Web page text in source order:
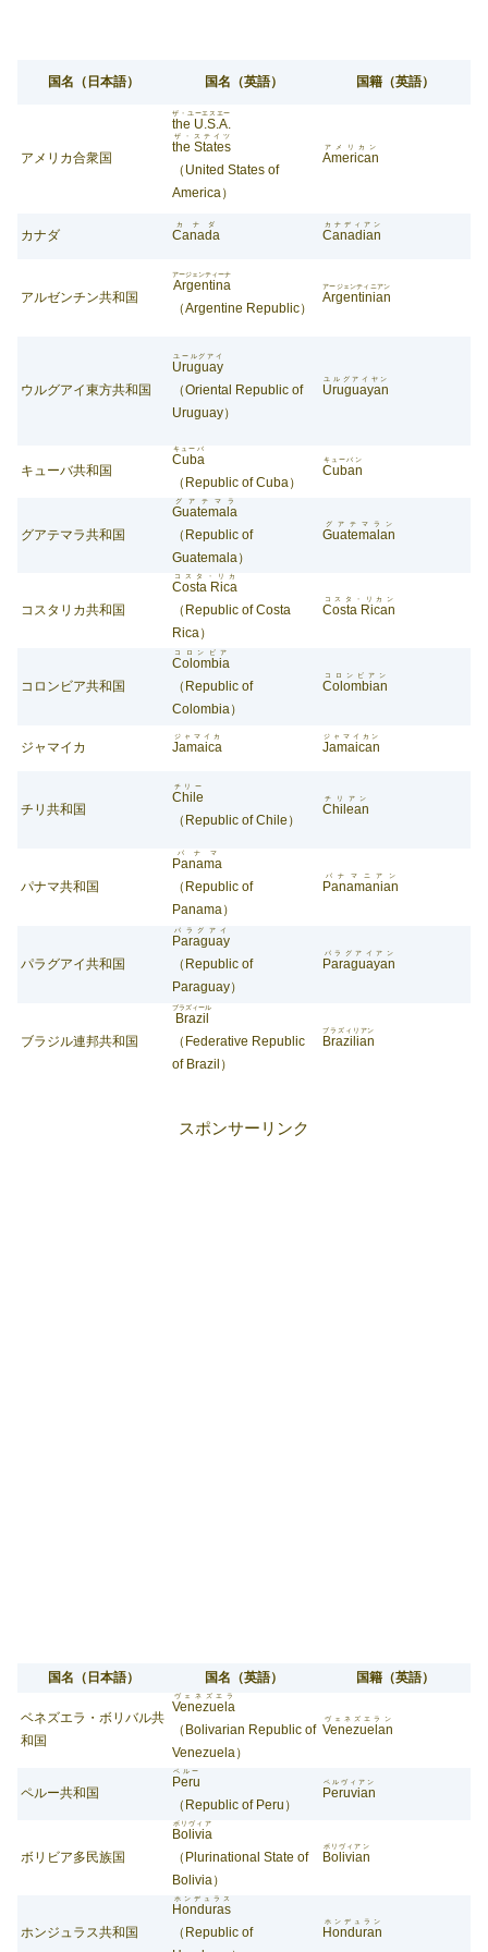
国名（日本語） 国名（英語） 国籍（英語）
アメリカ合衆国
the U.S.A.
ザ・ユーエスエー
the States
ザ・ステイツ
（United States of
America）
American
アメリカン
カナダ Canada
カナダ
Canadian
カナディアン
アルゼンチン共和国
Argentina
アージェンティーナ
（Argentine Republic）
Argentinian
アージェンティニアン
ウルグアイ東方共和国
Uruguay
ユールグアイ
（Oriental Republic of
Uruguay）
Uruguayan
ユルグアイヤン
キューバ共和国
Cuba
キューバ
（Republic of Cuba）
Cuban
キューバン
グアテマラ共和国
Guatemala
グアテマラ
（Republic of
Guatemala）
Guatemalan
グアテマラン
コスタリカ共和国
Costa Rica
コスタ・リカ
（Republic of Costa
Rica）
Costa Rican
コスタ・リカン
コロンビア共和国
Colombia
コロンビア
（Republic of
Colombia）
Colombian
コロンビアン
ジャマイカ Jamaica
ジャマイカ
Jamaican
ジャマイカン
チリ共和国
Chile
チリー
（Republic of Chile）
Chilean
チリアン
パナマ共和国
Panama
パナマ
（Republic of
Panama）
Panamanian
パナマニアン
パラグアイ共和国
Paraguay
パラグアイ
（Republic of
Paraguay）
Paraguayan
パラグアイアン
ブラジル連邦共和国
Brazil
ブラズィール
（Federative Republic
of Brazil）
Brazilian
ブラズィリアン
スポンサーリンク
国名（日本語） 国名（英語） 国籍（英語）
ベネズエラ・ボリバル共
和国
Venezuela
ヴェネズエラ
（Bolivarian Republic of
Venezuela）
Venezuelan
ヴェネズエラン
ペルー共和国
Peru
ペルー
（Republic of Peru）
Peruvian
ペルヴィアン
ボリビア多民族国
Bolivia
ボリヴィア
（Plurinational State of
Bolivia）
Bolivian
ボリヴィアン
ホンジュラス共和国
Honduras
ホンデュラス
（Republic of
Honduran
ホンデュラン